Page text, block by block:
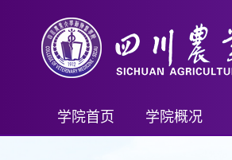
学院首页 学院概况